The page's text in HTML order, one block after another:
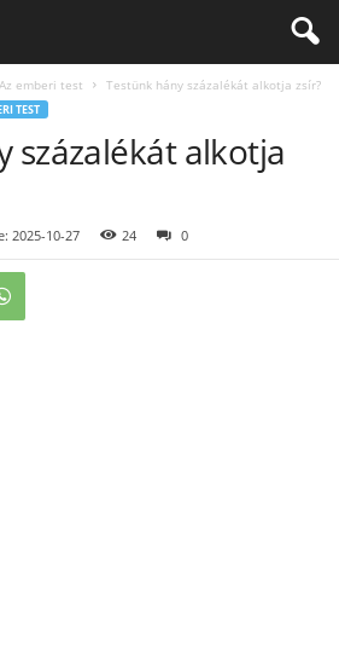
Az emberi test Testünk hány százalékát alkotja zsír?
TEST
százalékát alkotja
2025-10-27 24 0